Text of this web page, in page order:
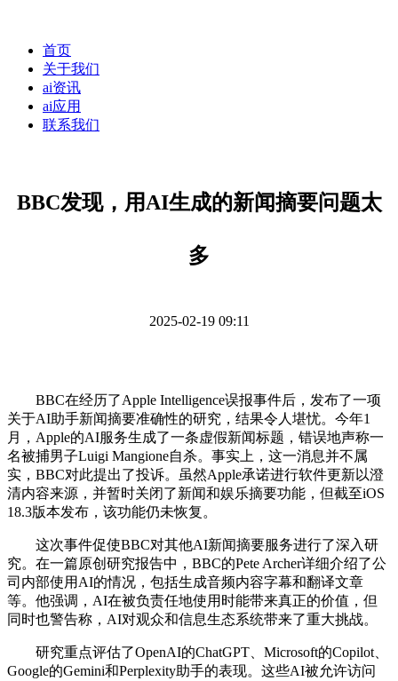
首页
关于我们
ai资讯
ai应用
联系我们
BBC发现，用AI生成的新闻摘要问题太
多
2025-02-19 09:11
BBC在经历了Apple Intelligence误报事件后，发布了一项
关于AI助手新闻摘要准确性的研究，结果令人堪忧。今年1
月，Apple的AI服务生成了一条虚假新闻标题，错误地声称一
名被捕男子Luigi Mangione自杀。事实上，这一消息并不属
实，BBC对此提出了投诉。虽然Apple承诺进行软件更新以澄
清内容来源，并暂时关闭了新闻和娱乐摘要功能，但截至iOS
18.3版本发布，该功能仍未恢复。
这次事件促使BBC对其他AI新闻摘要服务进行了深入研
究。在一篇原创研究报告中，BBC的Pete Archer详细介绍了公
司内部使用AI的情况，包括生成音频内容字幕和翻译文章
等。他强调，AI在被负责任地使用时能带来真正的价值，但
同时也警告称，AI对观众和信息生态系统带来了重大挑战。
研究重点评估了OpenAI的ChatGPT、Microsoft的Copilot、
Google的Gemini和Perplexity助手的表现。这些AI被允许访问